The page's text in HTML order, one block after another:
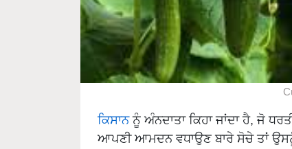
ਕਿਸਾਨਨੂੰ ਅੰਨਦਾਤਾ ਕਿਹਾ ਜਾਂਦਾ ਹੈ, ਜੋ
ਆਪਣੀ ਆਮਦਨ ਵਧਾਉਣ ਬਾਰੇ ਸੋਚੇ ਤਾਂ